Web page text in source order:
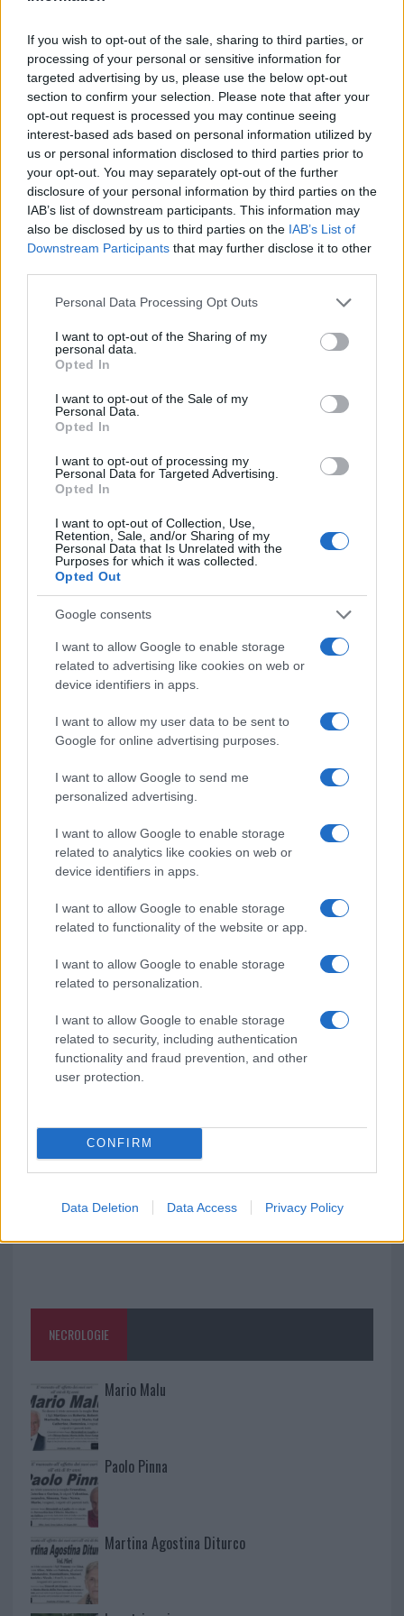
If you wish to opt-out of the sale, sharing to third parties, or
processing of your personal or sensitive information for
targeted advertising by us, please use the below opt-out
section to confirm your selection. Please note that after your
opt-out request is processed you may continue seeing
interest-based ads based on personal information utilized by
us or personal information disclosed to third parties prior to
your opt-out. You may separately opt-out of the further
disclosure of your personal information by third parties on the
IAB’s list of downstream participants. This information may
also be disclosed by us to third parties on the IAB’s List of
Downstream Participants that may further disclose it to other
Please note that this website/app uses one or more Google
not limited to your visit or usage behaviour. You may click to
grant or deny consent to Google and its third-party tags to
use your data for below specified purposes in below Google
consent section.
Personal Data Processing Opt Outs
I want to opt-out of the Sharing of my
personal data.
Opted In
I want to opt-out of the Sale of my
Personal Data.
Opted In
I want to opt-out of processing my
Personal Data for Targeted Advertising.
Opted In
I want to opt-out of Collection, Use,
Retention, Sale, and/or Sharing of my
Personal Data that Is Unrelated with the
Purposes for which it was collected.
Opted Out
Google consents
I want to allow Google to enable storage
related to advertising like cookies on web or
device identifiers in apps.
I want to allow my user data to be sent to
Google for online advertising purposes.
I want to allow Google to send me
personalized advertising.
I want to allow Google to enable storage
related to analytics like cookies on web or
device identifiers in apps.
I want to allow Google to enable storage
related to functionality of the website or app.
I want to allow Google to enable storage
related to personalization.
I want to allow Google to enable storage
related to security, including authentication
functionality and fraud prevention, and other
user protection.
CONFIRM
Data Deletion Data Access Privacy Policy
Notizie in tempo reale?
Entra nel canale telegram di
GalluraOggi.it
Ricevi le nostre ultime news
daGoogle News
Condividi l'articolo
F
a
ce
b
o
o
k
T
w
it
te
r
Pi
te
st
W
at
A
p
S
a
Articolo precedente
NOTIZIE RECENTI
Sangue, musica e solidarietà con Avis Olbia al
Delta Center
Meteo Olbia 9 agosto, temperature in calo
Salmo finisce in ospedale a Catania, ma il tour
va avanti: “Sicilia, ci sono”
Jovanotti, Gabry Ponte e Alfa: Olbia ombelico del
mondo per una notte
Giorgia Meloni a La Maddalena, la vicesindaco:
“Orgoglio e discrezione per visita privata̶…
A fuoco un deposito con bombole, intervento dei
NECROLOGIE
Mario Malu
Paolo Pinna
Martina Agostina Diturco